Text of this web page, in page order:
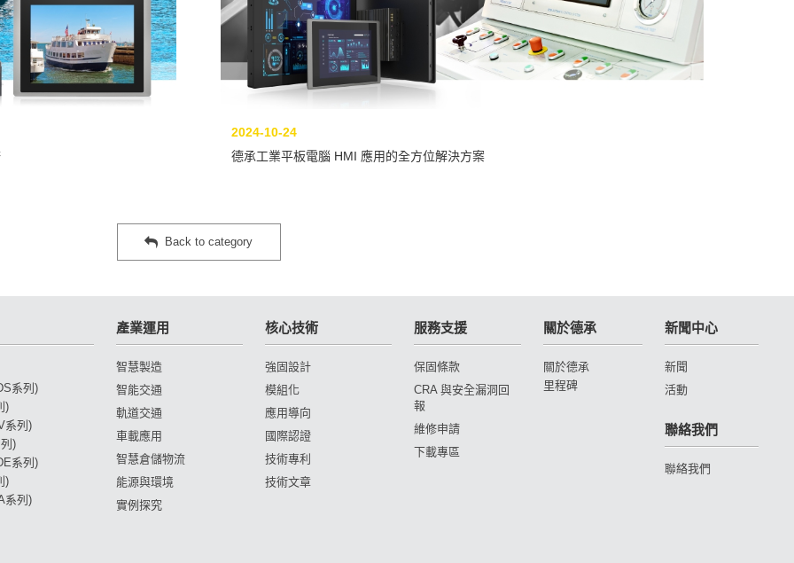
2024-10-24
德承工業平板電腦 HMI 應用的全方位解決方案
Back to category
系列)
)
系列)
)
系列)
)
系列)
產業運用
智慧製造
智能交通
軌道交通
車載應用
智慧倉儲物流
能源與環境
實例探究
核心技術
強固設計
模組化
應用導向
國際認證
技術專利
技術文章
服務支援
保固條款
CRA 與安全漏洞回
報
維修申請
下載專區
關於德承
關於德承
里程碑
新聞中心
新聞
活動
聯絡我們
聯絡我們